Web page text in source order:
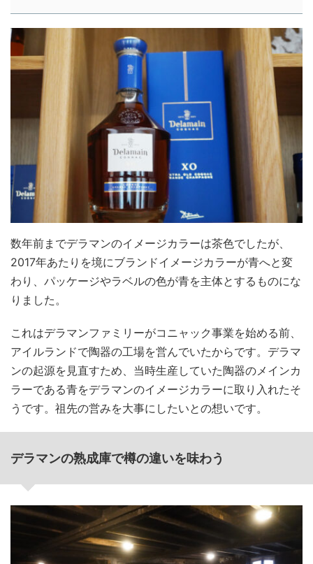
数年前までデラマンのイメージカラーは茶色でしたが、
2017年あたりを境にブランドイメージカラーが青へと変
わり、パッケージやラベルの色が青を主体とするものにな
りました。
これはデラマンファミリーがコニャック事業を始める前、
アイルランドで陶器の工場を営んでいたからです。デラマ
ンの起源を見直すため、当時生産していた陶器のメインカ
ラーである青をデラマンのイメージカラーに取り入れたそ
うです。祖先の営みを大事にしたいとの想いです。
デラマンの熟成庫で樽の違いを味わう